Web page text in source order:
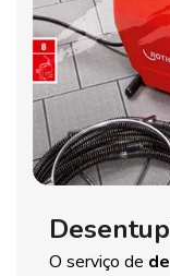
O serviço de